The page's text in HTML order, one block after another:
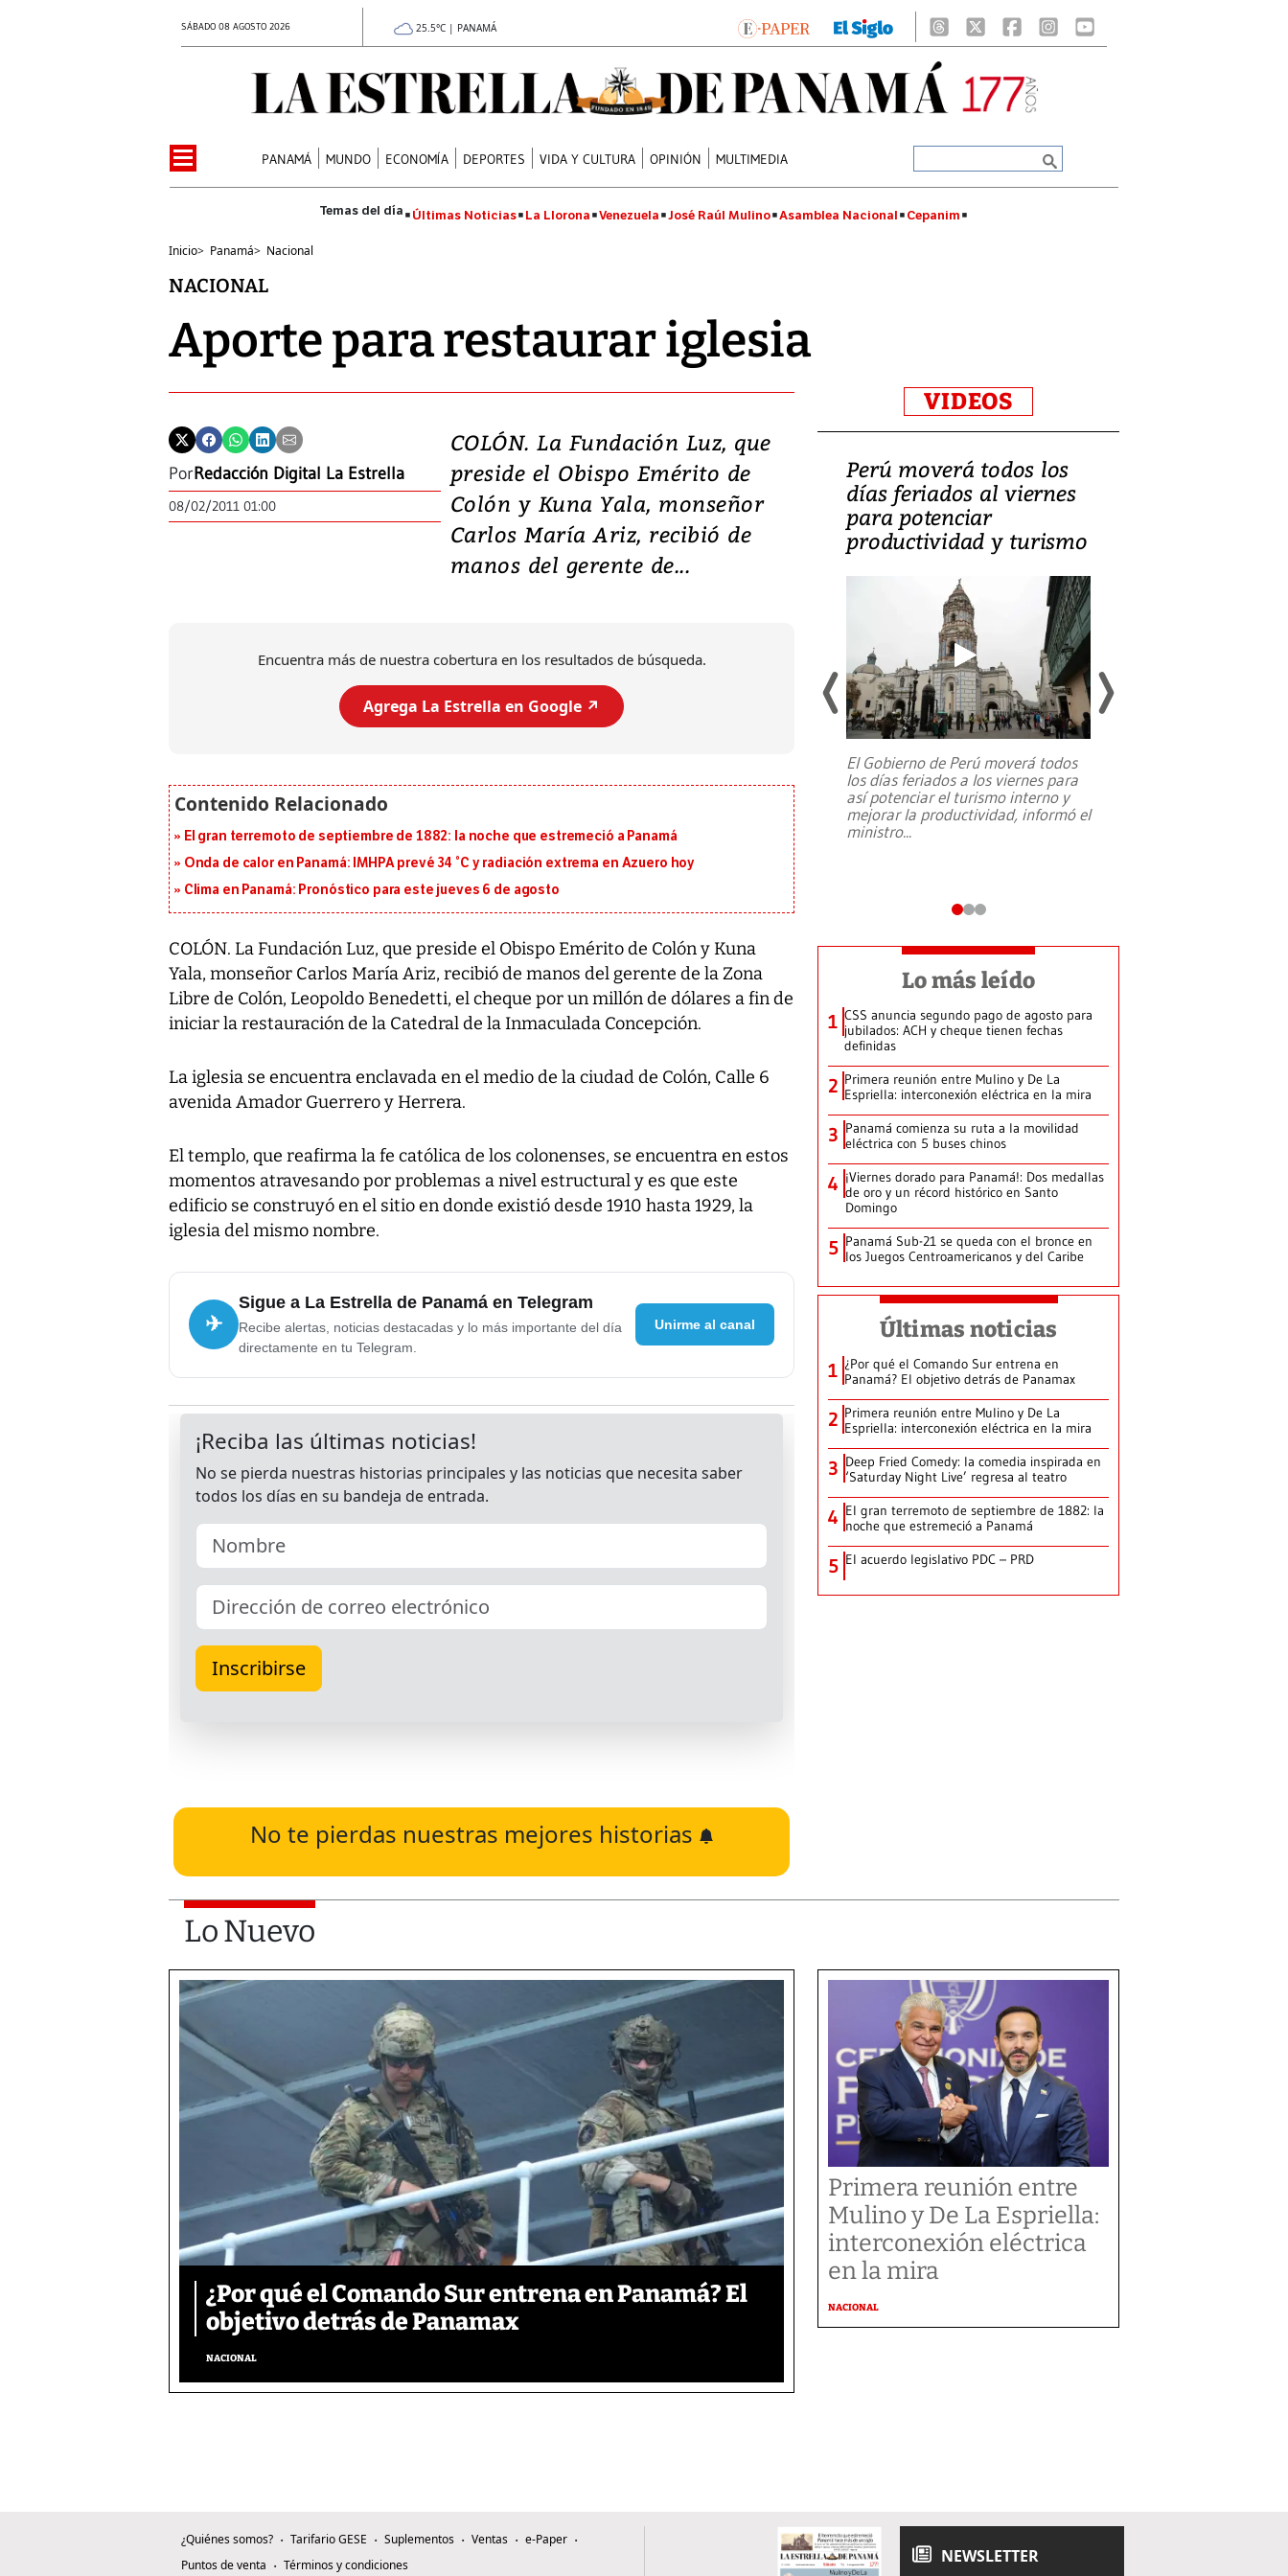
SÁBADO 08 AGOSTO 2026 25.5°C | PANAMÁ
PANAMÁ MUNDO ECONOMÍA DEPORTES VIDA Y CULTURA OPINIÓN MULTIMEDIA
Últimas Noticias La Llorona Venezuela José Raúl Mulino Asamblea Nacional Cepanim
Inicio> Panamá> Nacional
NACIONAL
Aporte para restaurar iglesia
PorRedacción Digital La Estrella
08/02/2011 01:00
COLÓN. La Fundación Luz, que
preside el Obispo Emérito de
Colón y Kuna Yala, monseñor
Carlos María Ariz, recibió de
manos del gerente de...
Encuentra más de nuestra cobertura en los resultados de búsqueda.
Agrega La Estrella en Google ↗️
El gran terremoto de septiembre de 1882: la noche que estremeció a Panamá
Onda de calor en Panamá: IMHPA prevé 34 °C y radiación extrema en Azuero hoy
Clima en Panamá: Pronóstico para este jueves 6 de agosto
COLÓN. La Fundación Luz, que preside el Obispo Emérito de Colón y Kuna
Yala, monseñor Carlos María Ariz, recibió de manos del gerente de la Zona
Libre de Colón, Leopoldo Benedetti, el cheque por un millón de dólares a fin de
iniciar la restauración de la Catedral de la Inmaculada Concepción.
La iglesia se encuentra enclavada en el medio de la ciudad de Colón, Calle 6
avenida Amador Guerrero y Herrera.
El templo, que reafirma la fe católica de los colonenses, se encuentra en estos
momentos atravesando por problemas a nivel estructural y es que este
edificio se construyó en el sitio en donde existió desde 1910 hasta 1929, la
iglesia del mismo nombre.
✈
Sigue a La Estrella de Panamá en Telegram
Recibe alertas, noticias destacadas y lo más importante del día
directamente en tu Telegram.
Unirme al canal
No te pierdas nuestras mejores historias
VIDEOS
Video: Lula lanza su
candidatura con
promesas de inversión
en defensa, educación y
tierras raras
Entre recuerdos y escuetas
da Silva, oficializó este domingo su
candidatura...
Perú moverá todos los
días feriados al viernes
para potenciar
productividad y turismo
El Gobierno de Perú moverá todos
los días feriados a los viernes para
así potenciar el turismo interno y
mejorar la productividad, informó el
ministro...
Lo más leído
1 CSS anuncia segundo pago de agosto para
jubilados: ACH y cheque tienen fechas
definidas
2 Primera reunión entre Mulino y De La
Espriella: interconexión eléctrica en la mira
3 Panamá comienza su ruta a la movilidad
eléctrica con 5 buses chinos
4 ¡Viernes dorado para Panamá!: Dos medallas
de oro y un récord histórico en Santo
Domingo
5 Panamá Sub-21 se queda con el bronce en
los Juegos Centroamericanos y del Caribe
Últimas noticias
1 ¿Por qué el Comando Sur entrena en
Panamá? El objetivo detrás de Panamax
2 Primera reunión entre Mulino y De La
Espriella: interconexión eléctrica en la mira
3 Deep Fried Comedy: la comedia inspirada en
‘Saturday Night Live’ regresa al teatro
4 El gran terremoto de septiembre de 1882: la
noche que estremeció a Panamá
5 El acuerdo legislativo PDC – PRD
Lo Nuevo
¿Por qué el Comando Sur entrena en Panamá? El
objetivo detrás de Panamax
NACIONAL
Primera reunión entre
Mulino y De La Espriella:
interconexión eléctrica
en la mira
NACIONAL
¿Quiénes somos? Tarifario GESE Suplementos Ventas
e-Paper
Puntos de venta
Términos y condiciones NEWSLETTER